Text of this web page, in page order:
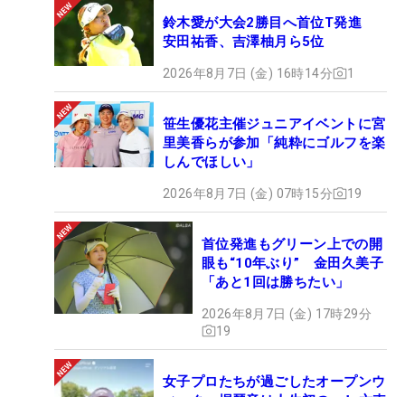
鈴木愛が大会2勝目へ首位T発進
安田祐香、吉澤柚月ら5位
2026年8月7日 (金) 16時14分 1
笹生優花主催ジュニアイベントに宮
里美香らが参加「純粋にゴルフを楽
しんでほしい」
2026年8月7日 (金) 07時15分 19
首位発進もグリーン上での開
眼も“10年ぶり” 金田久美子
「あと1回は勝ちたい」
2026年8月7日 (金) 17時29分
19
女子プロたちが過ごしたオープンウ